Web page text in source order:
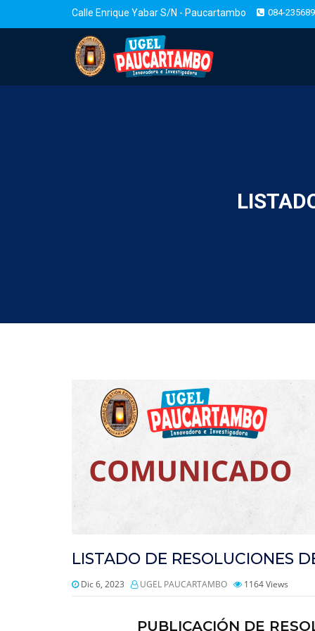
Calle Enrique Yabar S/N - Paucartambo 084-235689
LISTADO DE RESOLUCIONES
Dic 6, 2023 UGEL PAUCARTAMBO 1164Views
PUBLICACIÓN DE